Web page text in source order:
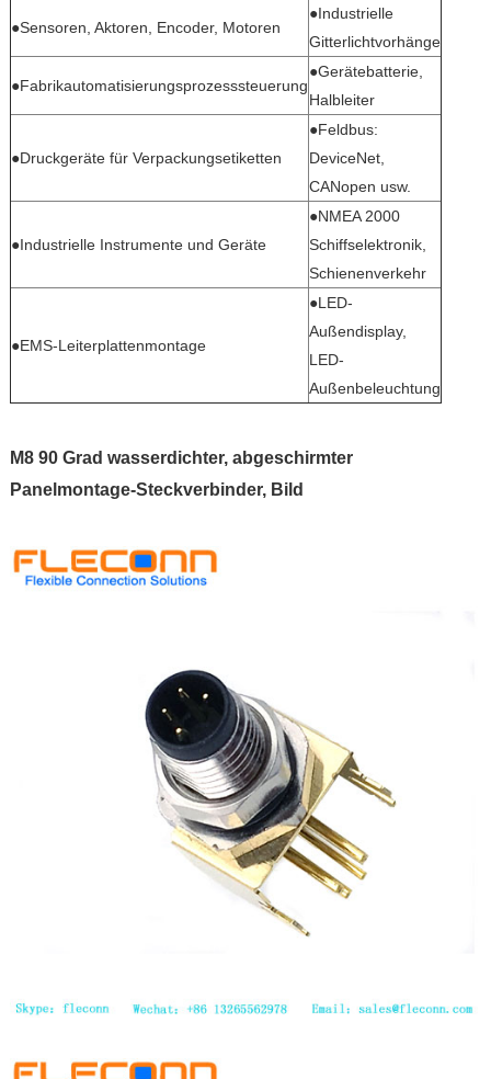
●Sensoren, Aktoren, Encoder, Motoren
●Industrielle
Gitterlichtvorhänge
●Fabrikautomatisierungsprozesssteuerung
●Gerätebatterie,
Halbleiter
●Druckgeräte für Verpackungsetiketten
●Feldbus:
DeviceNet,
CANopen usw.
●Industrielle Instrumente und Geräte
●NMEA 2000
Schiffselektronik,
Schienenverkehr
●EMS-Leiterplattenmontage
●LED-
Außendisplay,
LED-
Außenbeleuchtung
M8 90 Grad wasserdichter, abgeschirmter
Panelmontage-Steckverbinder, Bild